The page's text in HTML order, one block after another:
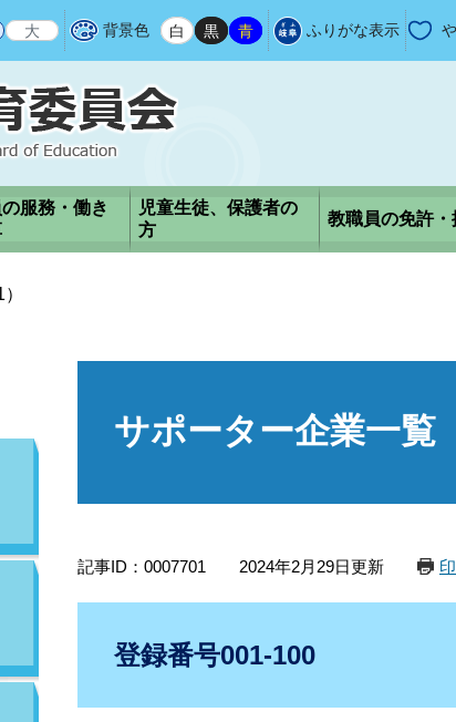
大 背景色 白 黒 青 ふりがな表示
服務・働き
児童生徒、保護者の
方
教職員の免許・
サポーター企業一覧
記事ID：0007701 2024年2月29日更新
登録番号001-100